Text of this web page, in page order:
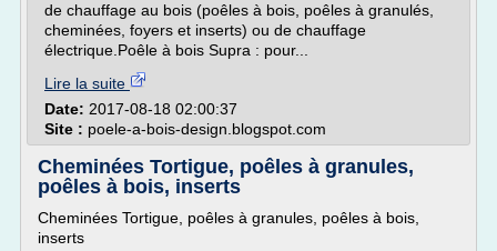
de chauffage au bois (poêles à bois, poêles à granulés,
cheminées, foyers et inserts) ou de chauffage
électrique.Poêle à bois Supra : pour...
Lire la suite
Date: 2017-08-18 02:00:37
Site : poele-a-bois-design.blogspot.com
Cheminées Tortigue, poêles à granules,
poêles à bois, inserts
Cheminées Tortigue, poêles à granules, poêles à bois,
inserts